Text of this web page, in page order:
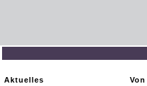
Aktuelles